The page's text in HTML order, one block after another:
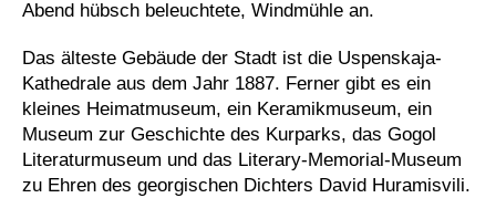
Abend hübsch beleuchtete, Windmühle an.
Das älteste Gebäude der Stadt ist die Uspenskaja-
Kathedrale aus dem Jahr 1887. Ferner gibt es ein
kleines Heimatmuseum, ein Keramikmuseum, ein
Museum zur Geschichte des Kurparks, das Gogol
Literaturmuseum und das Literary-Memorial-Museum
zu Ehren des georgischen Dichters David Huramisvili.